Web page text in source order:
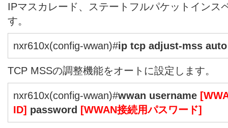
IPマスカレード、ステートフルパケットインス
す。
nxr610x(config-wwan)#ip tcp adjust-mss auto
TCP MSSの調整機能をオートに設定します。
nxr610x(config-wwan)#wwan username
ID] password [WWAN接続用パスワード]